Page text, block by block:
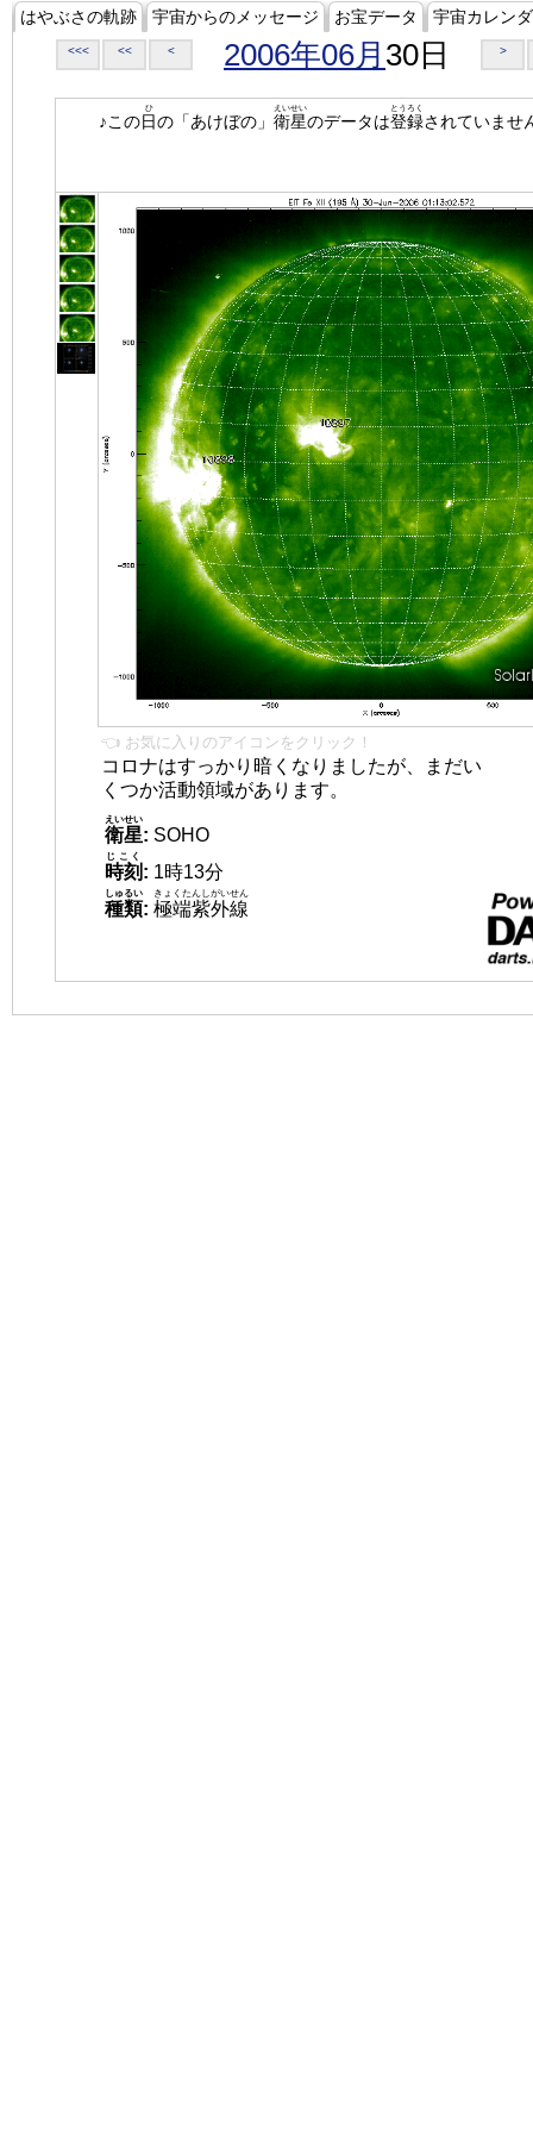
はやぶさの軌跡 宇宙からのメッセージ お宝データ 宇宙カレン
<<< << < 2006年06月 30日 >
♪この日
ひ
の「あけぼの」 衛星
えいせい
のデータは登録
とうろく
されていませ
👈 お気に入りのアイコンをクリック！
コロナはすっかり暗くなりましたが、まだい
くつか活動領域があります。
衛星
えいせい
: SOHO
時刻
じこく
: 1時13分
種類
しゅるい
: 極端紫外線
きょくたんしがいせん